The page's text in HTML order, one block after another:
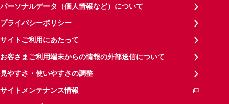
パーソナルデータ（個人情報など）について
プライバシーポリシー
サイトご利用にあたって
お客さまご利用端末からの情報の外部送信について
見やすさ・使いやすさの調整
サイトメンテナンス情報